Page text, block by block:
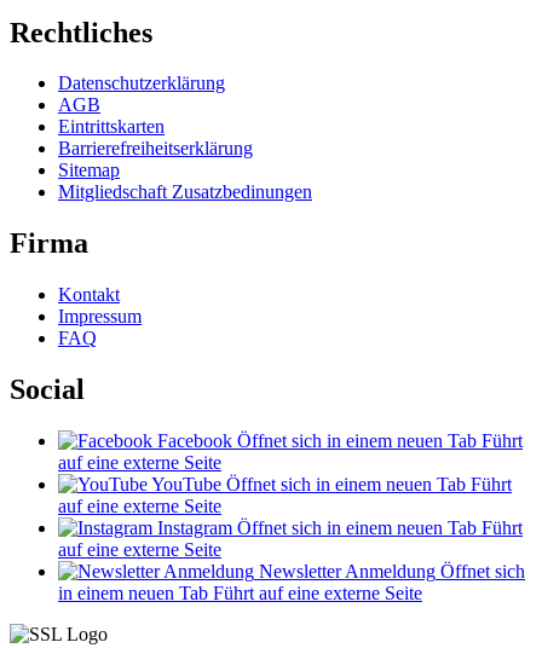
Rechtliches
Datenschutzerklärung
AGB
Eintrittskarten
Barrierefreiheitserklärung
Sitemap
Mitgliedschaft Zusatzbedinungen
Firma
Kontakt
Impressum
FAQ
Social
Facebook Öffnet sich in einem neuen Tab Führt
auf eine externe Seite
YouTube Öffnet sich in einem neuen Tab Führt
auf eine externe Seite
Instagram Öffnet sich in einem neuen Tab Führt
auf eine externe Seite
Newsletter Anmeldung Öffnet sich
in einem neuen Tab Führt auf eine externe Seite